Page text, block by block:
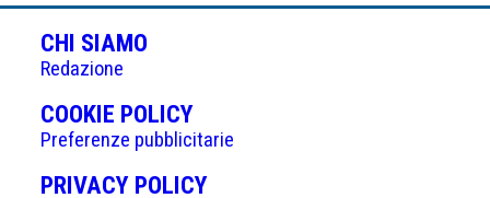
CHI SIAMO
Redazione
COOKIE POLICY(APRE
IN
UNA
Preferenze pubblicitarie
PRIVACY POLICY(APRE